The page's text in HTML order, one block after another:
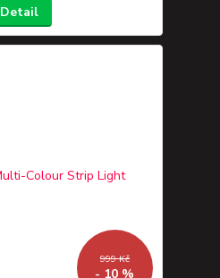
Detail
999 Kč
- 10 %